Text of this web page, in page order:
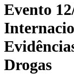
Evento
Drogas